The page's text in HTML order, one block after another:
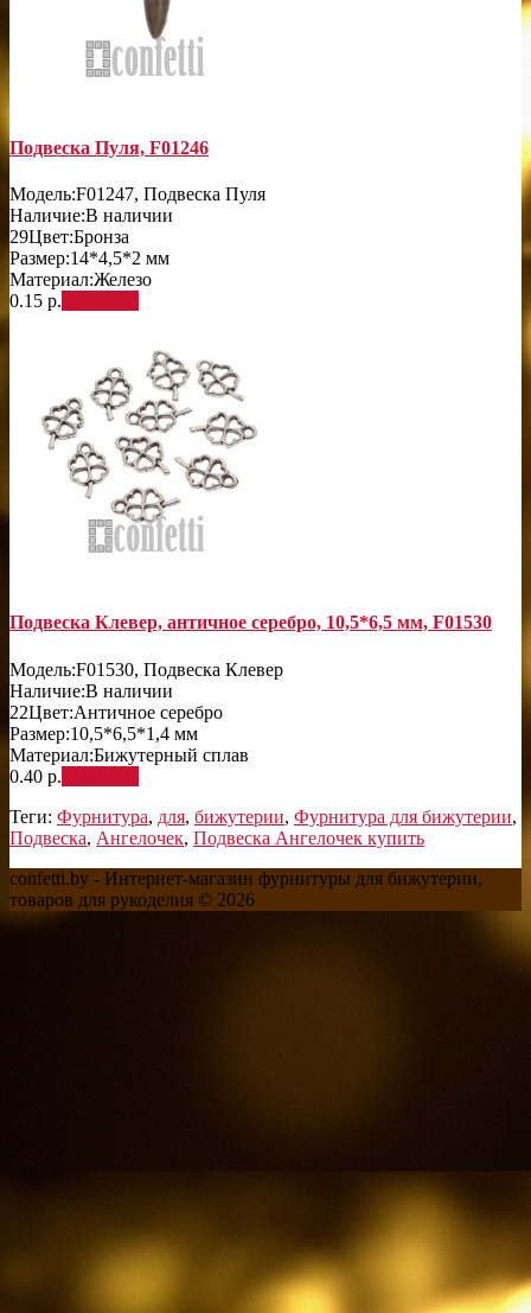
Подвеска Пуля, F01246
Модель:F01247, Подвеска Пуля
Наличие:В наличии
29Цвет:Бронза
Размер:14*4,5*2 мм
Материал:Железо
0.15 р.
Подвеска Клевер, античное серебро, 10,5*6,5 мм, F01530
Модель:F01530, Подвеска Клевер
Наличие:В наличии
22Цвет:Античное серебро
Размер:10,5*6,5*1,4 мм
Материал:Бижутерный сплав
0.40 р.
Теги: Фурнитура, для, бижутерии, Фурнитура для бижутерии,
Подвеска, Ангелочек, Подвеска Ангелочек купить
confetti.by - Интернет-магазин фурнитуры для бижутерии,
товаров для рукоделия © 2026